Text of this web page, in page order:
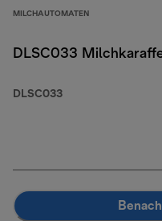
MILCHAUTOMATEN
DLSC033
DLSC033